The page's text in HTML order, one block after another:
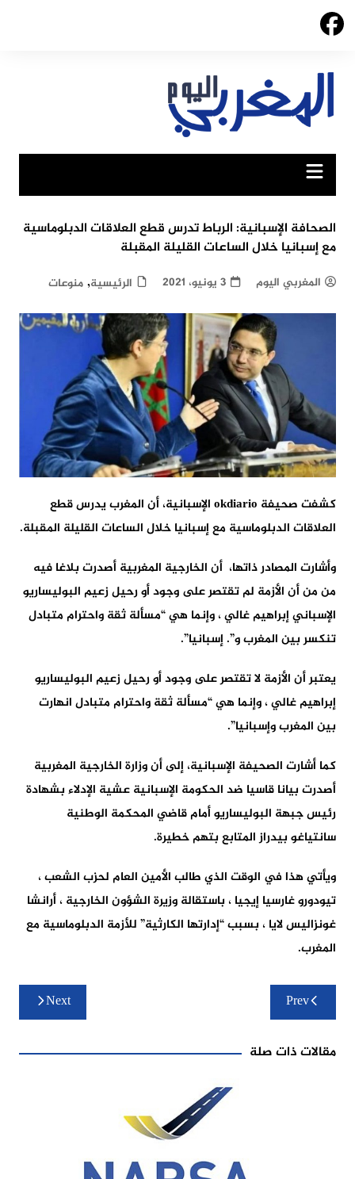
Skip
الصحافة الإسبانية: الرباط تدرس قطع العلاقات الدبلوماسية
مع إسبانيا خلال الساعات القليلة المقبلة
المغربي اليوم 3 يونيو، 2021 الرئيسية, منوعات
كشفت صحيفة okdiario الإسبانية، أن المغرب يدرس قطع
العلاقات الدبلوماسية مع إسبانيا خلال الساعات القليلة المقبلة.
وأشارت المصادر ذاتها، أن الخارجية المغربية أصدرت بلاغا فيه
من من أن الأزمة لم تقتصر على وجود أو رحيل زعيم البوليساريو
الإسباني إبراهيم غالي ، وإنما هي “مسألة ثقة واحترام متبادل
تنكسر بين المغرب و”. إسبانيا”.
يعتبر أن الأزمة لا تقتصر على وجود أو رحيل زعيم البوليساريو
إبراهيم غالي ، وإنما هي “مسألة ثقة واحترام متبادل انهارت
بين المغرب وإسبانيا”.
كما أشارت الصحيفة الإسبانية، إلى أن وزارة الخارجية المغربية
أصدرت بيانا قاسيا ضد الحكومة الإسبانية عشية الإدلاء بشهادة
رئيس جبهة البوليساريو أمام قاضي المحكمة الوطنية
سانتياغو بيدراز المتابع بتهم خطيرة.
ويأتي هذا في الوقت الذي طالب الأمين العام لحزب الشعب ،
تيودورو غارسيا إيجيا ، باستقالة وزيرة الشؤون الخارجية ، أرانشا
غونزاليس لايا ، بسبب “إدارتها الكارثية” للأزمة الدبلوماسية مع
المغرب.
تصفّح
المقالاتPrev
Next
مقالات ذات صلة